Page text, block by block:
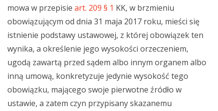
mowa w przepisie art. 209 § 1 KK, w brzmieniu
obowiązującym od dnia 31 maja 2017 roku, mieści się
istnienie podstawy ustawowej, z której obowiązek ten
wynika, a określenie jego wysokości orzeczeniem,
ugodą zawartą przed sądem albo innym organem albo
inną umową, konkretyzuje jedynie wysokość tego
obowiązku, mającego swoje pierwotne źródło w
ustawie, a zatem czyn przypisany skazanemu